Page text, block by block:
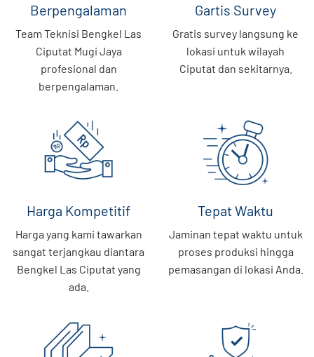
Berpengalaman
Team Teknisi Bengkel Las
Ciputat Mugi Jaya
profesional dan
berpengalaman.
Gartis Survey
Gratis survey langsung ke
lokasi untuk wilayah
Ciputat dan sekitarnya.
Harga Kompetitif
Harga yang kami tawarkan
sangat terjangkau diantara
Bengkel Las Ciputat yang
ada.
Tepat Waktu
Jaminan tepat waktu untuk
proses produksi hingga
pemasangan di lokasi Anda.